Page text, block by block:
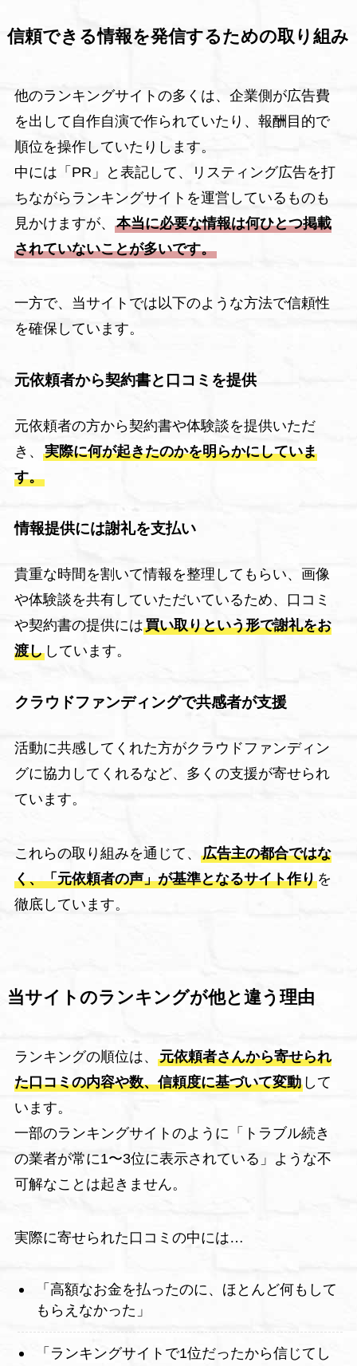
信頼できる情報を発信するための取り組み
他のランキングサイトの多くは、企業側が広告費
を出して自作自演で作られていたり、報酬目的で
順位を操作していたりします。
中には「PR」と表記して、リスティング広告を打
ちながらランキングサイトを運営しているものも
見かけますが、 本当に必要な情報は何ひとつ掲載
されていないことが多いです。
一方で、当サイトでは以下のような方法で信頼性
を確保しています。
元依頼者から契約書と口コミを提供
元依頼者の方から契約書や体験談を提供いただ
き、 実際に何が起きたのかを明らかにしていま
す。
情報提供には謝礼を支払い
貴重な時間を割いて情報を整理してもらい、画像
や体験談を共有していただいているため、口コミ
や契約書の提供には買い取りという形で謝礼をお
渡ししています。
クラウドファンディングで共感者が支援
活動に共感してくれた方がクラウドファンディン
グに協力してくれるなど、多くの支援が寄せられ
ています。
これらの取り組みを通じて、 広告主の都合ではな
く、「元依頼者の声」が基準となるサイト作りを
徹底しています。
当サイトのランキングが他と違う理由
ランキングの順位は、 元依頼者さんから寄せられ
た口コミの内容や数、信頼度に基づいて変動して
います。
一部のランキングサイトのように「トラブル続き
の業者が常に1〜3位に表示されている」ような不
可解なことは起きません。
実際に寄せられた口コミの中には…
「高額なお金を払ったのに、ほとんど何もして
もらえなかった」
「ランキングサイトで1位だったから信じてし